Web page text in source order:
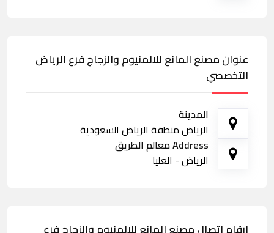
عنوان مصنع المانع للالمنيوم والزجاج فرع الرياض
التخصصي
المدينة
الرياض منطقة الرياض السعودية
Address معالم الطريق
الرياض - العليا